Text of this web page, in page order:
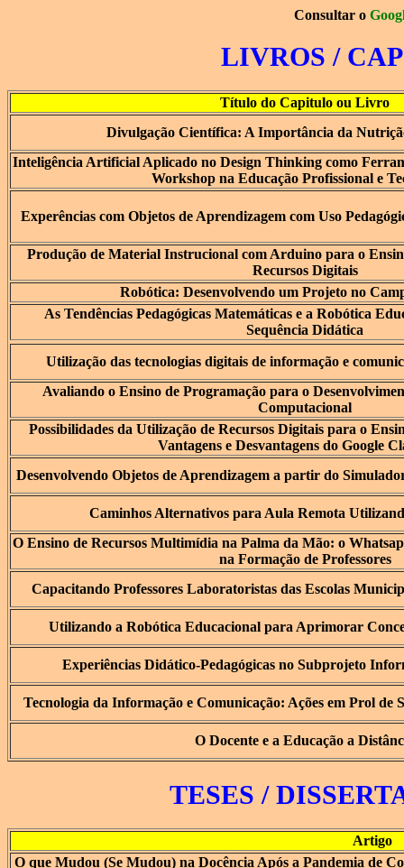
Consultar o
LIVROS /
Título do Capitulo ou Livro
Divulgação Científica: A Importância da
Inteligência Artificial Aplicado no Design Thinking como
Workshop na Educação Profissional e
Experências com Objetos de Aprendizagem com Uso
Produção de Material Instrucional com Arduino para o
Recursos Digitais
Robótica: Desenvolvendo um Projeto no
As Tendências Pedagógicas Matemáticas e a Robótica
Sequência Didática
Utilização das tecnologias digitais de informação e
Avaliando o Ensino de Programação para o
Computacional
Possibilidades da Utilização de Recursos Digitais para o
Vantagens e Desvantagens do Google
Desenvolvendo Objetos de Aprendizagem a partir do
Caminhos Alternativos para Aula Remota
O Ensino de Recursos Multimídia na Palma da Mão: o
na Formação de Professores
Capacitando Professores Laboratoristas das Escolas
Utilizando a Robótica Educacional para Aprimorar
Experiências Didático-Pedagógicas no Subprojeto
Tecnologia da Informação e Comunicação: Ações em Prol de
O Docente e a Educação a
TESES /
Artigo
O que Mudou (Se Mudou) na Docência Após a Pandemia de